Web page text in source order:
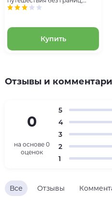
банкнота 5 боливаров
Купить
Отзывы и
Все Отзывы
0
на основе 0
оценок
5
4
3
2
1